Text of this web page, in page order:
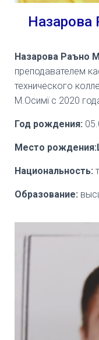
Назарова
Назарова Раъно
преподавателем
технического
М.Осимї с 2020
Год рождения:
Место
Национальность:
Образование: